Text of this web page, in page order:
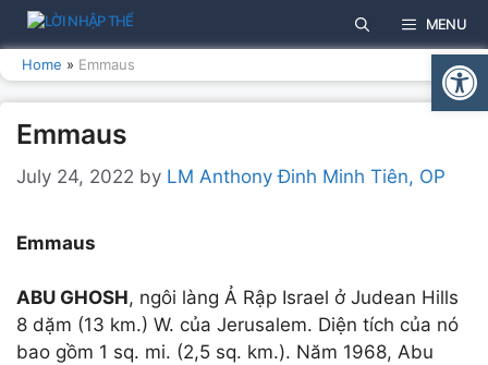
Skip
to
content
MENU
Home » Emmaus
Emmaus
July 24, 2022 by LM Anthony Đinh Minh Tiên, OP
Emmaus
ABU GHOSH, ngôi làng Ả Rập Israel ở Judean Hills
8 dặm (13 km.) W. của Jerusalem. Diện tích của nó
bao gồm 1 sq. mi. (2,5 sq. km.). Năm 1968, Abu